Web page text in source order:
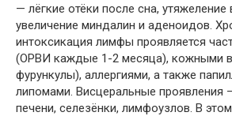
— лёгкие отёки после сна, утяжеление
увеличение миндалин и аденоидов.
интоксикация лимфы проявляется
(ОРВИ каждые 1-2 месяца), кожными
фурункулы), аллергиями, а также
липомами. Висцеральные проявления
печени, селезёнки, лимфоузлов. В